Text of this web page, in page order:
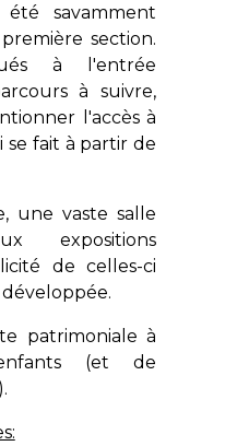
savamment
section.
à l'entrée
à suivre,
l'accès à
se fait à partir de
une vaste salle
expositions
de celles-ci
patrimoniale à
(et de